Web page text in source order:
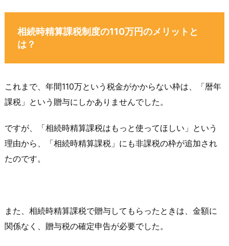
相続時精算課税制度の110万円のメリットと
は？
これまで、年間110万という税金がかからない枠は、「暦年
課税」という贈与にしかありませんでした。
ですが、「相続時精算課税はもっと使ってほしい」という
理由から、「相続時精算課税」にも非課税の枠が追加され
たのです。
また、相続時精算課税で贈与してもらったときは、金額に
関係なく、贈与税の確定申告が必要でした。